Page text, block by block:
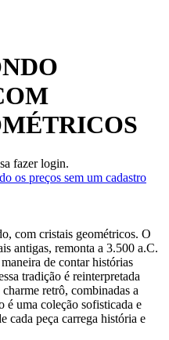
fazer login.
os preços sem um cadastro
com cristais geométricos. O
antigas, remonta a 3.500 a.C.
de contar histórias
tradição é reinterpretada
retrô, combinadas a
é uma coleção sofisticada e
cada peça carrega história e